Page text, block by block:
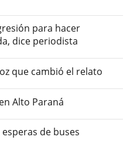
para hacer
dice periodista
que cambió el relato
Alto Paraná
de buses